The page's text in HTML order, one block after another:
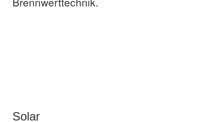
Solar